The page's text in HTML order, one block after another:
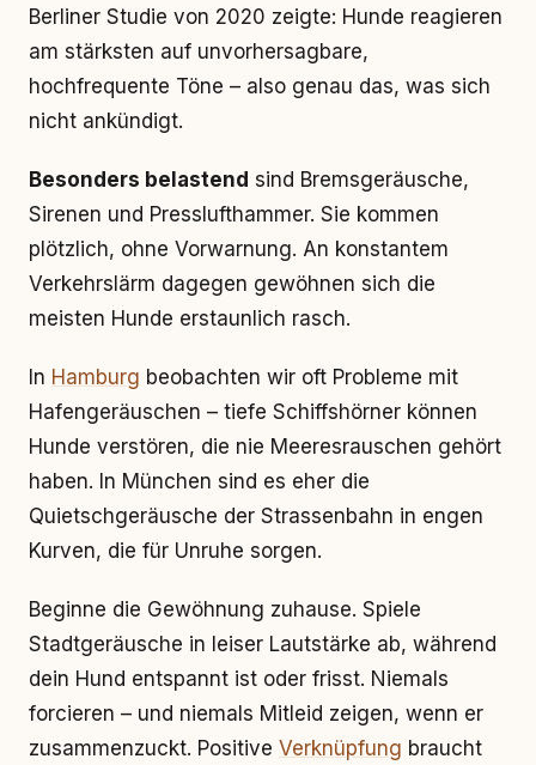
Berliner Studie von 2020 zeigte: Hunde reagieren
am stärksten auf unvorhersagbare,
hochfrequente Töne – also genau das, was sich
nicht ankündigt.
Besonders belastend sind Bremsgeräusche,
Sirenen und Presslufthammer. Sie kommen
plötzlich, ohne Vorwarnung. An konstantem
Verkehrslärm dagegen gewöhnen sich die
meisten Hunde erstaunlich rasch.
In Hamburg beobachten wir oft Probleme mit
Hafengeräuschen – tiefe Schiffshörner können
Hunde verstören, die nie Meeresrauschen gehört
haben. In München sind es eher die
Quietschgeräusche der Strassenbahn in engen
Kurven, die für Unruhe sorgen.
Beginne die Gewöhnung zuhause. Spiele
Stadtgeräusche in leiser Lautstärke ab, während
dein Hund entspannt ist oder frisst. Niemals
forcieren – und niemals Mitleid zeigen, wenn er
zusammenzuckt. Positive Verknüpfung braucht